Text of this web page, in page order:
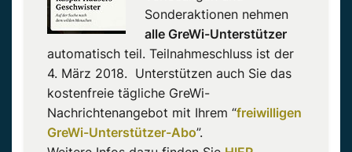
Sonderaktionen nehmen
alle GreWi-Unterstützer
automatisch teil. Teilnahmeschluss ist der
4. März 2018. Unterstützen auch Sie das
kostenfreie tägliche GreWi-
Nachrichtenangebot mit Ihrem “freiwilligen
GreWi-Unterstützer-Abo”.